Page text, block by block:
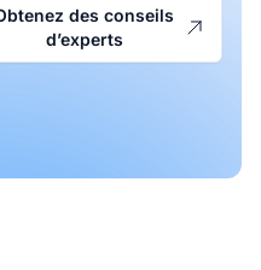
des conseils
d’experts